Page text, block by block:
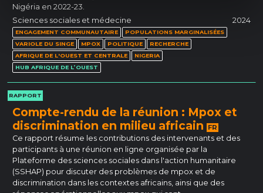
Nigéria en 2022-23.
Sciences sociales et médecine
2024
ENGAGEMENT COMMUNAUTAIRE
POPULATIONS MARGINALISÉES
VARIOLE DU SINGE
MPOX POLITIQUE
RECHERCHE
AFRIQUE DE L'OUEST ET CENTRALE
NIGERIA
HUB AFRIQUE DE L’OUEST
RAPPORT
Compte-rendu de la réunion : Mpox et
discrimination en milieu africain
FR
Ce rapport résume les contributions des intervenants et des
participants à une réunion en ligne organisée par la
Plateforme des sciences sociales dans l'action humanitaire
(SSHAP) pour discuter des problèmes de mpox et de
discrimination dans les contextes africains, ainsi que des